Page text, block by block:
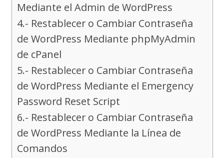
Mediante el Admin de WordPress
4.- Restablecer o Cambiar Contraseña
de WordPress Mediante phpMyAdmin
de cPanel
5.- Restablecer o Cambiar Contraseña
de WordPress Mediante el Emergency
Password Reset Script
6.- Restablecer o Cambiar Contraseña
de WordPress Mediante la Línea de
Comandos